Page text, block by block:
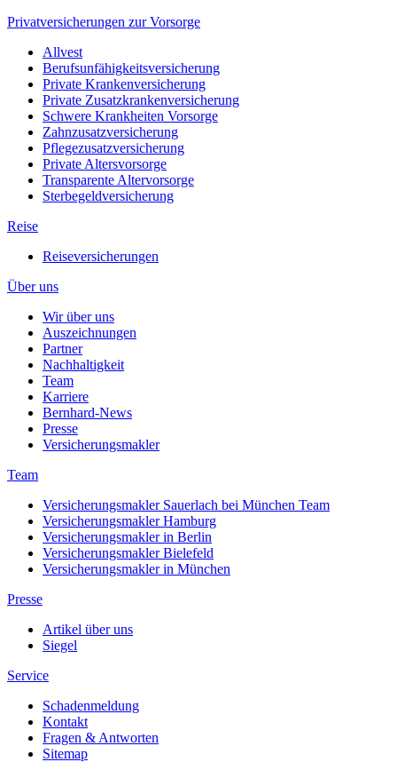
Privatversicherungen zur Vorsorge
Allvest
Berufsunfähigkeitsversicherung
Private Krankenversicherung
Private Zusatzkrankenversicherung
Schwere Krankheiten Vorsorge
Zahnzusatzversicherung
Pflegezusatzversicherung
Private Altersvorsorge
Transparente Altervorsorge
Sterbegeldversicherung
Reise
Reiseversicherungen
Über uns
Wir über uns
Auszeichnungen
Partner
Nachhaltigkeit
Team
Karriere
Bernhard-News
Presse
Versicherungsmakler
Team
Versicherungsmakler Sauerlach bei München Team
Versicherungsmakler Hamburg
Versicherungsmakler in Berlin
Versicherungsmakler Bielefeld
Versicherungsmakler in München
Presse
Artikel über uns
Siegel
Service
Schadenmeldung
Kontakt
Fragen & Antworten
Sitemap